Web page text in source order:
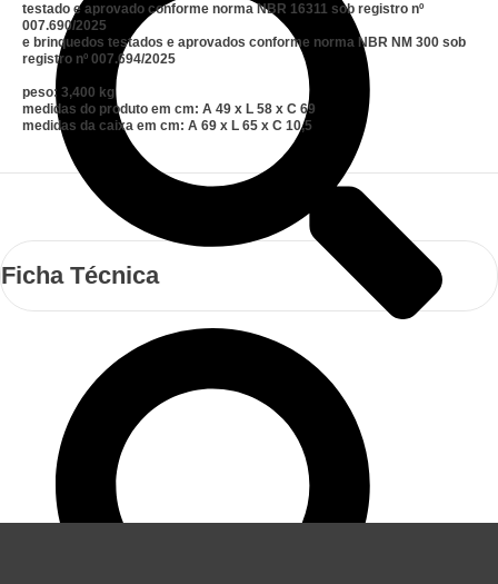
testado e aprovado conforme norma NBR 16311 sob registro nº
007.690/2025
e brinquedos testados e aprovados conforme norma NBR NM 300 sob
registro nº 007.694/2025
peso: 3,400 kg
medidas do produto em cm: A 49 x L 58 x C 69
medidas da caixa em cm: A 69 x L 65 x C 10,5
Ficha Técnica